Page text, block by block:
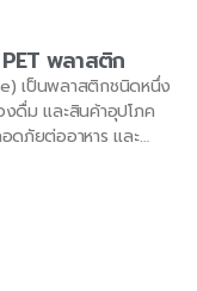
พลาสติก
เป็นพลาสติกชนิดหนึ่ง
งดื่ม และสินค้าอุปโภค
ดภัยต่ออาหาร และ
ไทยจึงออกกฎหมาย